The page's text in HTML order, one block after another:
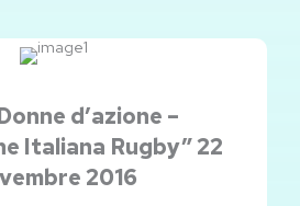
d’azione –
Italiana Rugby” 22
2016